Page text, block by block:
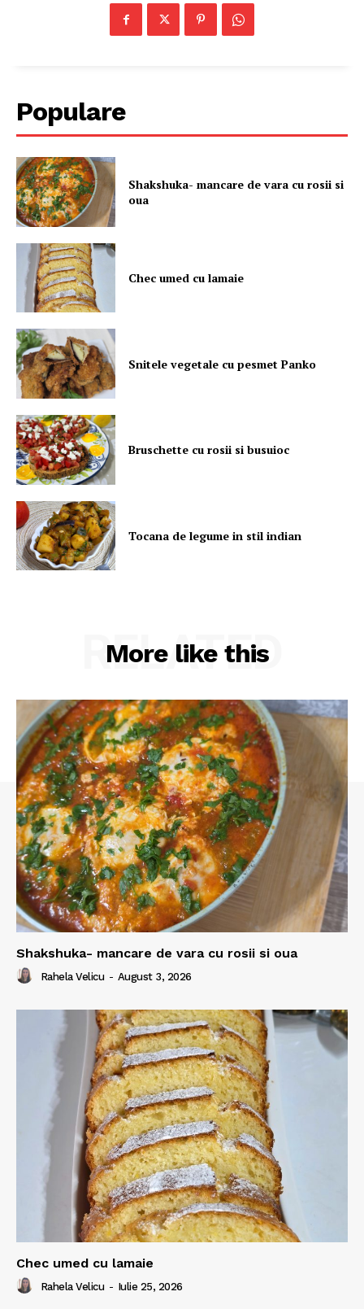
Despre mine
Populare
Shakshuka- mancare de vara cu rosii si
oua
Chec umed cu lamaie
Snitele vegetale cu pesmet Panko
Bruschette cu rosii si busuioc
Tocana de legume in stil indian
More like this
RELATED
Shakshuka- mancare de vara cu rosii si oua
Rahela Velicu - August 3, 2026
Chec umed cu lamaie
Rahela Velicu - Iulie 25, 2026